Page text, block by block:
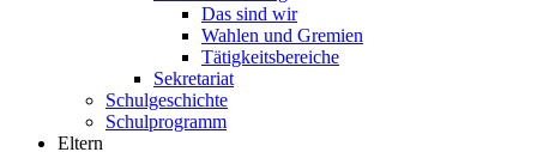
Das sind wir
Wahlen und Gremien
Tätigkeitsbereiche
Sekretariat
Schulgeschichte
Schulprogramm
Eltern